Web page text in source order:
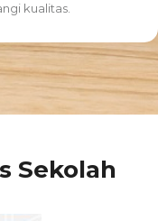
kualitas.
Sekolah